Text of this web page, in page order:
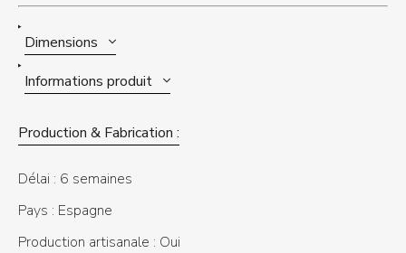
Dimensions
Informations produit
Production & Fabrication :
Délai : 6 semaines
Pays : Espagne
Production artisanale : Oui